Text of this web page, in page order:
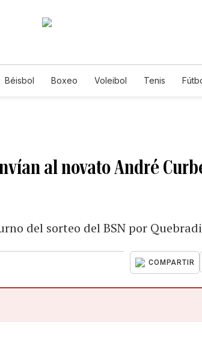
Béisbol Boxeo Voleibol Tenis
al novato André
del sorteo del BSN por
COMPARTIR